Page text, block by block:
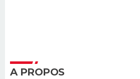
A PROPOS